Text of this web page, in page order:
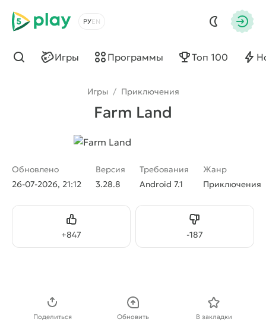
5play
Выбрать язык
Игры Программы Топ 100
Найти
Игры / Приключения
Farm Land
Обновлено
26-07-2026, 21:12
Версия
3.28.8
Требования
Android 7.1
Жанр
Приключения
+847
Нравится -187
Не нравится
Поделиться Обновить В закладки